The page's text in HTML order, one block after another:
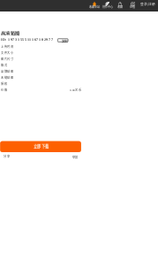
收藏本站 创作中心 收藏 充值
登录 |注册
高清贴图
ID: 1973155511167102977 复制
上传时间
文件大小
图片尺寸
格式
品牌贴图
无缝贴图
授权
价格 0.00艺币
立即下载
分享 举报